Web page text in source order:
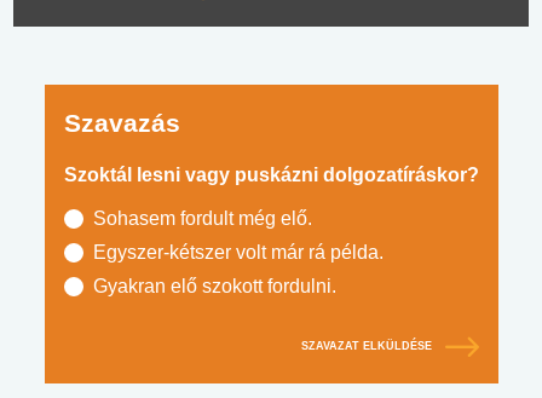
Szavazás
Szoktál lesni vagy puskázni dolgozatíráskor?
Sohasem fordult még elő.
Egyszer-kétszer volt már rá példa.
Gyakran elő szokott fordulni.
SZAVAZAT ELKÜLDÉSE